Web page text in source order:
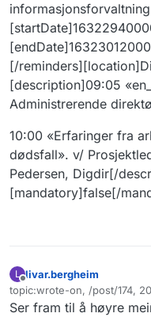
[/
[description]09:05
Administrerende
10:00 «Erfaringer fra
dødsfall». v/
Pedersen, Digdir[/
[mandatory]false[/
L
Frakoblet
livar.bergheim
topic:wrote-on, /post/174,
Sist endret av
Ser fram til å høyre